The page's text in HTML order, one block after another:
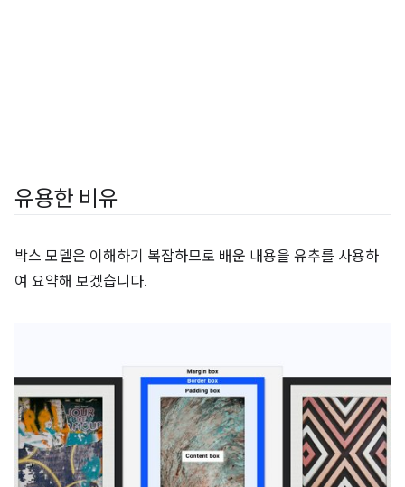
유용한 비유
박스 모델은 이해하기 복잡하므로 배운 내용을 유추를 사용하
여 요약해 보겠습니다.